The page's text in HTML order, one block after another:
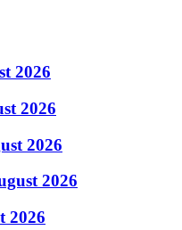
2026
2026
2026
2026
2026